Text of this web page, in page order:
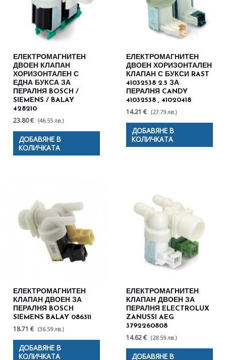
ЕЛЕКТРОМАГНИТЕН
ДВОЕН КЛАПАН
ХОРИЗОНТАЛЕН С
ЕДНА БУКСА ЗА
ПЕРАЛНЯ BOSCH /
SIEMENS / BALAY
428210
23.80 € (46.55 лв.)
ДОБАВЯНЕ В
КОЛИЧКАТА
ЕЛЕКТРОМАГНИТЕН
ДВОЕН ХОРИЗОНТАЛЕН
КЛАПАН С БУКСИ RAST
41032538 2.5 ЗА
ПЕРАЛНЯ CANDY
41032538 , 41020418
14.21 € (27.79 лв.)
ДОБАВЯНЕ В
КОЛИЧКАТА
ЕЛЕКТРОМАГНИТЕН
КЛАПАН ДВОЕН ЗА
ПЕРАЛНЯ BOSCH
SIEMENS BALAY 086311
18.71 € (36.59 лв.)
ДОБАВЯНЕ В
КОЛИЧКАТА
ЕЛЕКТРОМАГНИТЕН
КЛАПАН ДВОЕН ЗА
ПЕРАЛНЯ ELECTROLUX
ZANUSSI AEG
3792260808
14.62 € (28.59 лв.)
ДОБАВЯНЕ В